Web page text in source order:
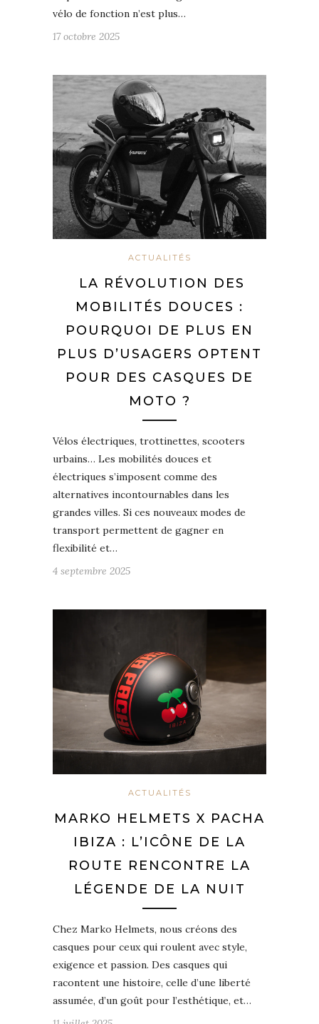
vélo de fonction n’est plus…
17 octobre 2025
ACTUALITÉS
LA RÉVOLUTION DES
MOBILITÉS DOUCES :
POURQUOI DE PLUS EN
PLUS D’USAGERS OPTENT
POUR DES CASQUES DE
MOTO ?
Vélos électriques, trottinettes, scooters
urbains… Les mobilités douces et
électriques s’imposent comme des
alternatives incontournables dans les
grandes villes. Si ces nouveaux modes de
transport permettent de gagner en
flexibilité et…
4 septembre 2025
ACTUALITÉS
MARKO HELMETS X PACHA
IBIZA : L’ICÔNE DE LA
ROUTE RENCONTRE LA
LÉGENDE DE LA NUIT
Chez Marko Helmets, nous créons des
casques pour ceux qui roulent avec style,
exigence et passion. Des casques qui
racontent une histoire, celle d’une liberté
assumée, d’un goût pour l’esthétique, et…